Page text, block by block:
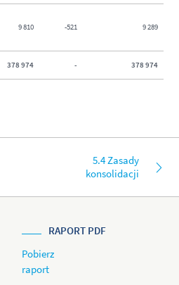
9 810 -521 9 289
378 974 - 378 974
5.4 Zasady
konsolidacji
RAPORT PDF
Pobierz
raport